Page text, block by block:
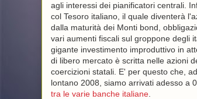
agli interessi dei pianificatori centrali.
col Tesoro italiano, il quale diventerà
dalla maturità dei Monti bond,
vari aumenti fiscali sul groppone degli
gigante investimento improduttivo in
di libero mercato è scritta nelle azioni
coercizioni statali. E' per questo che,
lontano 2008, siamo arrivati adesso a
tra le varie banche italiane.